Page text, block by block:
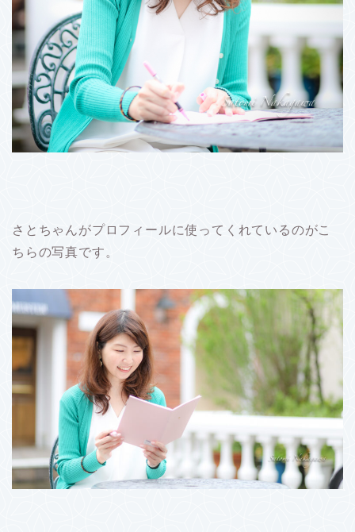
さとちゃんがプロフィールに使ってくれているのがこ
ちらの写真です。